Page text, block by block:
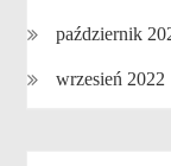
październik
wrzesień 2022